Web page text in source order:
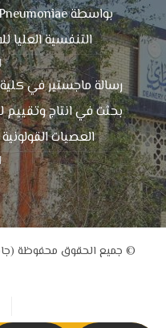
التنفسية العليا
رسالة ماجستير في
بحثت في انتاج
العصيات
© جميع الحقوق محفوظة